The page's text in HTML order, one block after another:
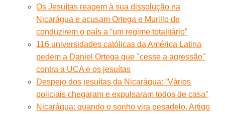
Os Jesuítas reagem à sua dissolução na
Nicarágua e acusam Ortega e Murillo de
conduzirem o país a “um regime totalitário”
116 universidades católicas da América Latina
pedem a Daniel Ortega que "cesse a agressão"
contra a UCA e os jesuítas
Despejo dos jesuítas da Nicarágua: “Vários
policiais chegaram e expulsaram todos de casa"
Nicarágua: quando o sonho vira pesadelo. Artigo